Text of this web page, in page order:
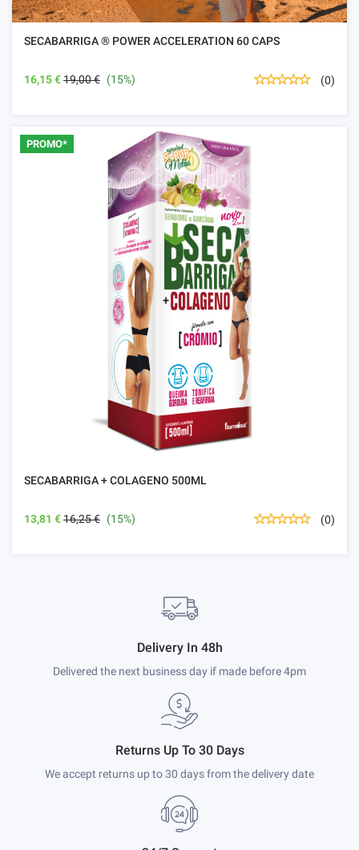
SECABARRIGA ® POWER ACCELERATION 60 CAPS
16,15 €19,00 € (15%) (0)
PROMO*
SECABARRIGA + COLAGENO 500ML
13,81 €16,25 € (15%) (0)
Delivery In 48h
Delivered the next business day if made before 4pm
Returns Up To 30 Days
We accept returns up to 30 days from the delivery date